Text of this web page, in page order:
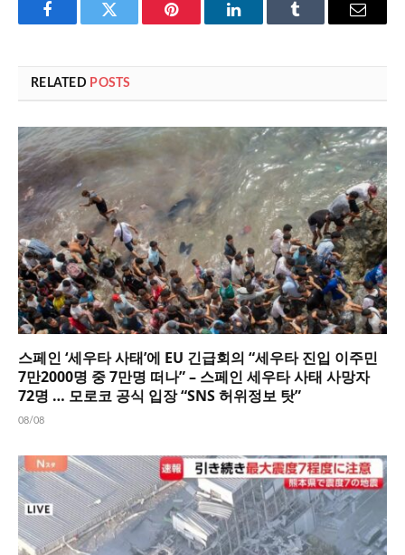
FacebookTwitter Pinterest LinkedInTumblr Email
RELATED POSTS
스페인 ‘세우타 사태’에 EU 긴급회의 “세우타 진입 이주민
7만2000명 중 7만명 떠나” – 스페인 세우타 사태 사망자
72명 … 모로코 공식 입장 “SNS 허위정보 탓”
08/08